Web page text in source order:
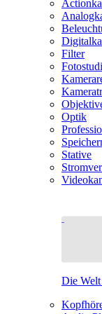
Filter
Optik
Stative
Die